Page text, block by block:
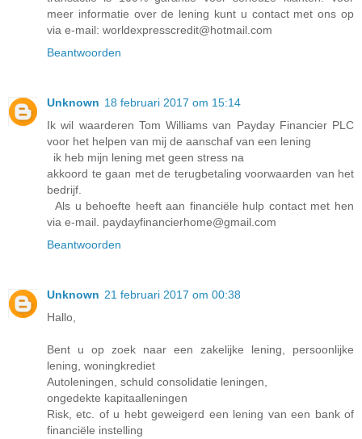
meer informatie over de lening kunt u contact met ons op
via e-mail: worldexpresscredit@hotmail.com
Beantwoorden
Unknown 18 februari 2017 om 15:14
Ik wil waarderen Tom Williams van Payday Financier PLC
voor het helpen van mij de aanschaf van een lening
ik heb mijn lening met geen stress na
akkoord te gaan met de terugbetaling voorwaarden van het
bedrijf.
Als u behoefte heeft aan financiële hulp contact met hen
via e-mail. paydayfinancierhome@gmail.com
Beantwoorden
Unknown 21 februari 2017 om 00:38
Hallo,
Bent u op zoek naar een zakelijke lening, persoonlijke
lening, woningkrediet
Autoleningen, schuld consolidatie leningen,
ongedekte kapitaalleningen
Risk, etc. of u hebt geweigerd een lening van een bank of
financiële instelling